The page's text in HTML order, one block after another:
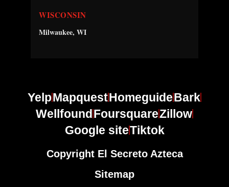
WISCONSIN
Milwaukee, WI
YelpMapquestHomeguideBark
WellfoundFoursquareZillow
Google siteTiktok
Copyright El Secreto Azteca
Sitemap